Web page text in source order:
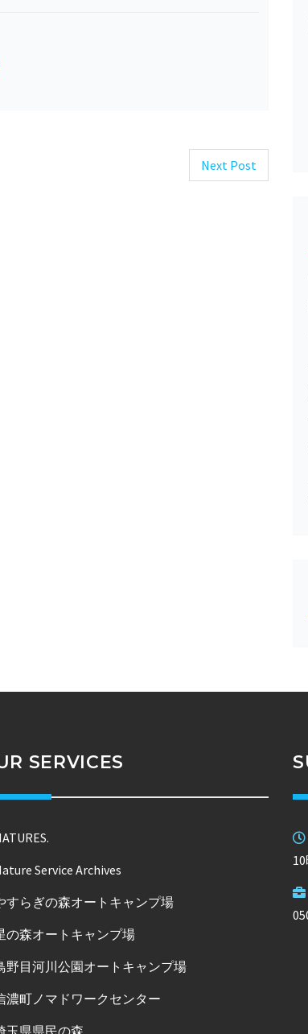
Next Post
SERVICES
Service Archives
すらぎの森オートキャンプ場
の森オートキャンプ場
野目河川公園オートキャンプ場
濃町ノマドワークセンター
玉県県民の森